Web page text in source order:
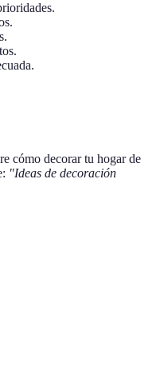
cómo decorar tu hogar de
"Ideas de decoración